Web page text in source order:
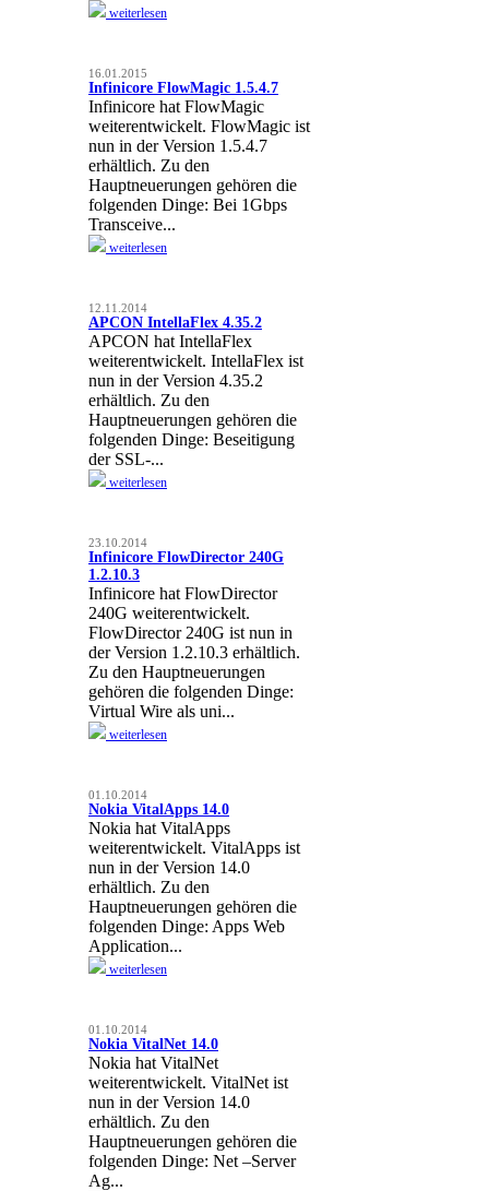
weiterlesen
16.01.2015
Infinicore FlowMagic 1.5.4.7
Infinicore hat FlowMagic
weiterentwickelt. FlowMagic ist
nun in der Version 1.5.4.7
erhältlich. Zu den
Hauptneuerungen gehören die
folgenden Dinge: Bei 1Gbps
Transceive...
weiterlesen
12.11.2014
APCON IntellaFlex 4.35.2
APCON hat IntellaFlex
weiterentwickelt. IntellaFlex ist
nun in der Version 4.35.2
erhältlich. Zu den
Hauptneuerungen gehören die
folgenden Dinge: Beseitigung
der SSL-...
weiterlesen
23.10.2014
Infinicore FlowDirector 240G
1.2.10.3
Infinicore hat FlowDirector
240G weiterentwickelt.
FlowDirector 240G ist nun in
der Version 1.2.10.3 erhältlich.
Zu den Hauptneuerungen
gehören die folgenden Dinge:
Virtual Wire als uni...
weiterlesen
01.10.2014
Nokia VitalApps 14.0
Nokia hat VitalApps
weiterentwickelt. VitalApps ist
nun in der Version 14.0
erhältlich. Zu den
Hauptneuerungen gehören die
folgenden Dinge: Apps Web
Application...
weiterlesen
01.10.2014
Nokia VitalNet 14.0
Nokia hat VitalNet
weiterentwickelt. VitalNet ist
nun in der Version 14.0
erhältlich. Zu den
Hauptneuerungen gehören die
folgenden Dinge: Net –Server
Ag...